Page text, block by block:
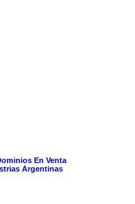
En Venta
Argentinas